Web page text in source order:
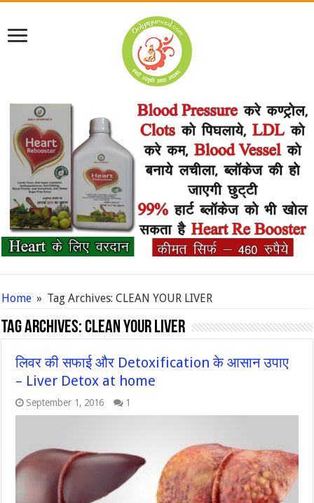
Home » Tag Archives: CLEAN YOUR LIVER
Tag Archives:CLEAN YOUR LIVER
लिवर की सफाई और Detoxification के आसान उपाए
– Liver Detox at home
September 1, 2016 1